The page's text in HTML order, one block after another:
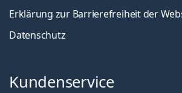
Erklärung zur Barrierefreiheit der
Datenschutz
Kundenservice